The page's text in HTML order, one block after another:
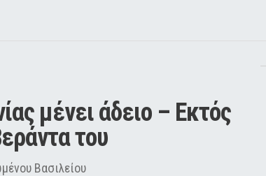
μένει άδειο – Εκτός
του
Βασιλείου